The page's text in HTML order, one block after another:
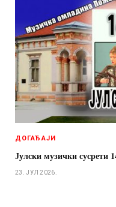
ДОГАЂАЈИ
Јулски музички сусрети
23. ЈУЛ 2026.